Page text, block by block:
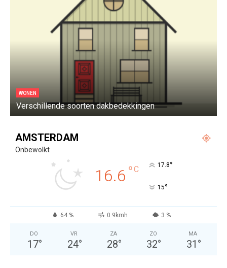
WONEN
Verschillende soorten dakbedekkingen
AMSTERDAM
Onbewolkt
16.6 °C 17.8°
15°
64 % 0.9kmh 3 %
DO
17°
VR
24°
ZA
28°
ZO
32°
MA
31 °